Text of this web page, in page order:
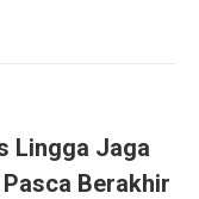
Lingga Jaga
Berakhir